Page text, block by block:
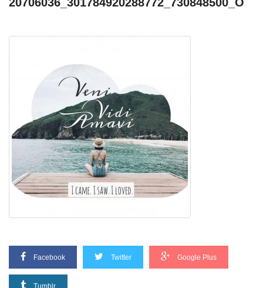
Facebook Twitter Google Plus
Tumblr